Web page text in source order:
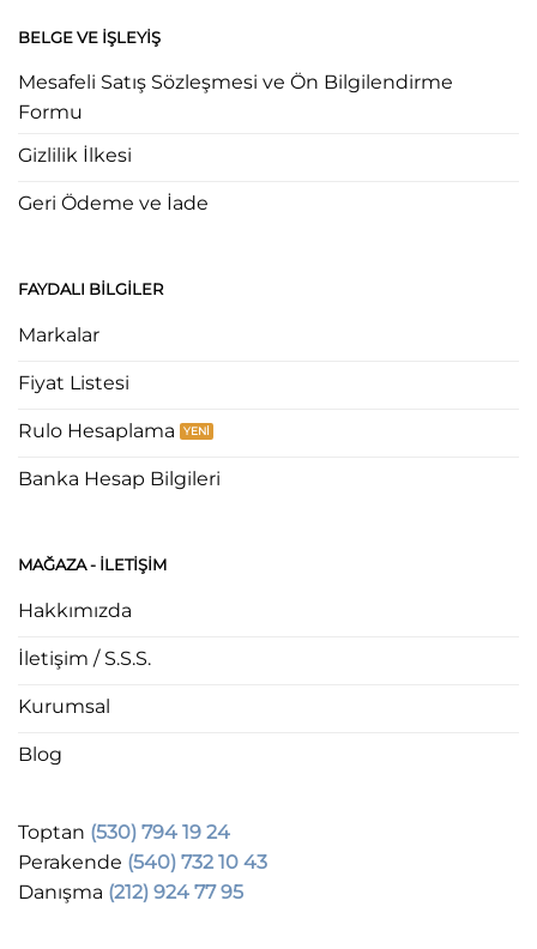
BELGE VE İŞLEYIŞ
Mesafeli Satış Sözleşmesi ve Ön Bilgilendirme
Formu
Gizlilik İlkesi
Geri Ödeme ve İade
FAYDALI BILGILER
Markalar
Fiyat Listesi
Rulo Hesaplama
Banka Hesap Bilgileri
MAĞAZA - ILETIŞIM
Hakkımızda
İletişim / S.S.S.
Kurumsal
Blog
Toptan (530) 794 19 24
Perakende (540) 732 10 43
Danışma (212) 924 77 95